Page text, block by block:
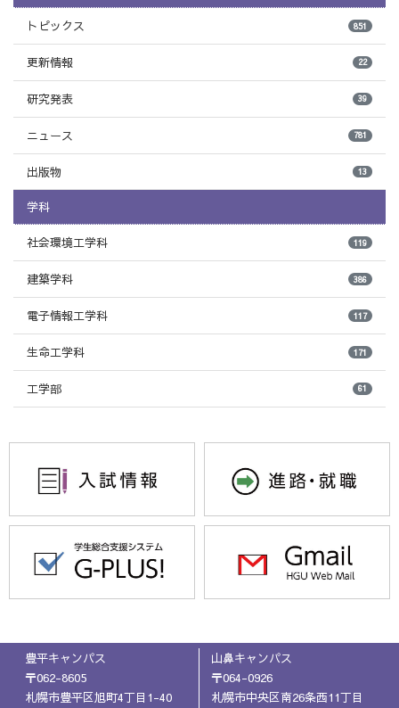
トピックス 851
更新情報 22
研究発表 39
ニュース 781
出版物 13
学科
社会環境工学科 119
建築学科 386
電子情報工学科 117
生命工学科 171
工学部 61
豊平キャンパス
〒062-8605
札幌市豊平区旭町4丁目1-40
山鼻キャンパス
〒064-0926
札幌市中央区南26条西11丁目